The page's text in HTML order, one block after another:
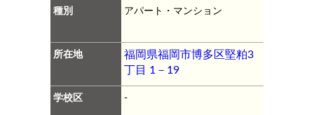
種別 アパート・マンション
所在地
福岡県福岡市博多区堅粕3
丁目 1－19
学校区 -